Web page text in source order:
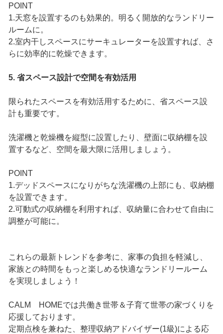
POINT
1.天窓を設置するのも効果的。明るく開放的なランドリー
ルームに。
2.室内干しスペースにサーキュレーターを設置すれば、さ
らに効率的に乾燥できます。
5. 省スペース設計で空間を有効活用
限られたスペースを有効活用するために、省スペース設
計も重要です。
洗濯機と乾燥機を縦型に設置したり、壁面に収納棚を設
置するなど、空間を最大限に活用しましょう。
POINT
1.デッドスペースになりがちな洗濯機の上部にも、収納棚
を設置できます。
2.可動式の収納棚を利用すれば、収納量に合わせて自由に
調整が可能に。
これらの最新トレンドを参考に、家事の負担を軽減し、
家族との時間をもっと楽しめる快適なランドリールーム
を実現しましょう！
CALM HOMEでは共働き世帯＆子育て世帯の家づくりを
応援しております。
定期点検を兼ねた、整理収納アドバイザー(1級)による応